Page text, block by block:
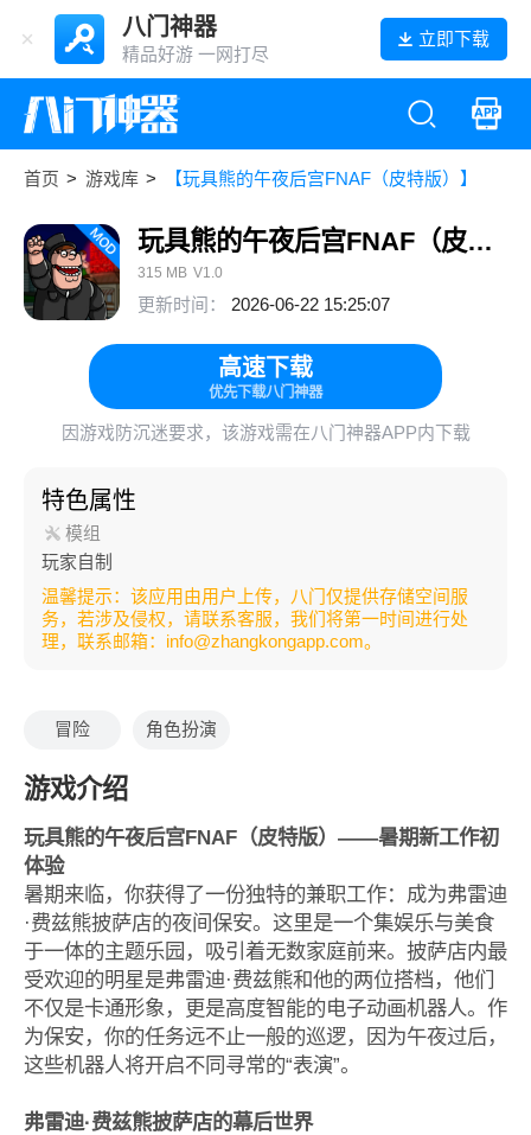
八门神器
精品好游 一网打尽
立即下载
首页 > 游戏库 > 【玩具熊的午夜后宫FNAF（皮特版）】
玩具熊的午夜后宫FNAF（皮特版）
315 MB V1.0
更新时间： 2026-06-22 15:25:07
高速下载
优先下载八门神器
因游戏防沉迷要求，该游戏需在八门神器APP内下载
特色属性
模组
玩家自制
温馨提示：该应用由用户上传，八门仅提供存储空间服
务，若涉及侵权，请联系客服，我们将第一时间进行处
理，联系邮箱：info@zhangkongapp.com。
冒险 角色扮演
游戏介绍
玩具熊的午夜后宫FNAF（皮特版）——暑期新工作初
体验
暑期来临，你获得了一份独特的兼职工作：成为弗雷迪
·费兹熊披萨店的夜间保安。这里是一个集娱乐与美食
于一体的主题乐园，吸引着无数家庭前来。披萨店内最
受欢迎的明星是弗雷迪·费兹熊和他的两位搭档，他们
不仅是卡通形象，更是高度智能的电子动画机器人。作
为保安，你的任务远不止一般的巡逻，因为午夜过后，
这些机器人将开启不同寻常的“表演”。
弗雷迪·费兹熊披萨店的幕后世界